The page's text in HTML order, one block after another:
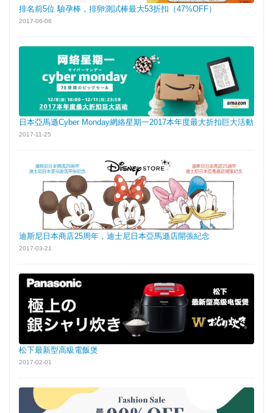
排名前5位 驗孕棒，排卵測試棒最大53折扣（47%OFF）
2017-06-06
日本亞馬遜Cyber Monday網絡星期一2017本年度最大折扣巨大活動
2017-11-25
迪斯尼日本商店25周年，迪士尼日本亞馬遜店開張紀念
2017-03-21
松下最新型高級電飯煲
2017-02-01